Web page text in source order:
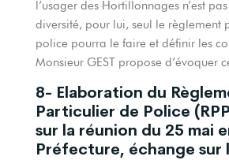
l’usager des Hortillonnages n’est
diversité, pour lui, seul le règlement
police pourra le faire et définir les
Monsieur GEST propose d’évoquer
8- Elaboration du
Particulier de Police
sur la réunion du 25 mai
Préfecture, échange sur